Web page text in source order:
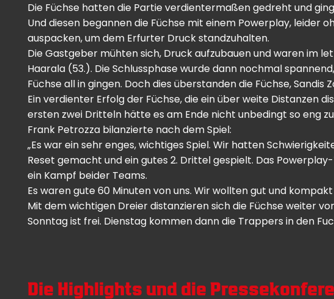
Die Füchse hatten die Partie verdientermaßen gedreht und
Und diesen begannen die Füchse mit einem Powerplay, leider
auspacken, um dem Erfurter Druck standzuhalten.
Die Gastgeber mühten sich, Druck aufzubauen und waren im
Haarala (53.). Die Schlussphase wurde dann nochmal
Füchse all in gingen. Doch dies überstanden die Füchse,
Ein verdienter Erfolg der Füchse, die ein über weite Distanzen
ersten zwei Dritteln hätte es am Ende nicht unbedingt so eng
Frank Petrozza bilanzierte nach dem Spiel:
„Es war ein sehr enges, wichtiges Spiel. Wir hatten
Reset gemacht und ein gutes 2. Drittel gespielt. Das
ein Kampf beider Teams.
Es waren gute 60 Minuten von uns. Wir wollten gut und
Mit dem wichtigen Dreier distanzieren sich die Füchse weiter
Sonntag ist frei. Dienstag kommen dann die Trappers in den
Die Highlights und die